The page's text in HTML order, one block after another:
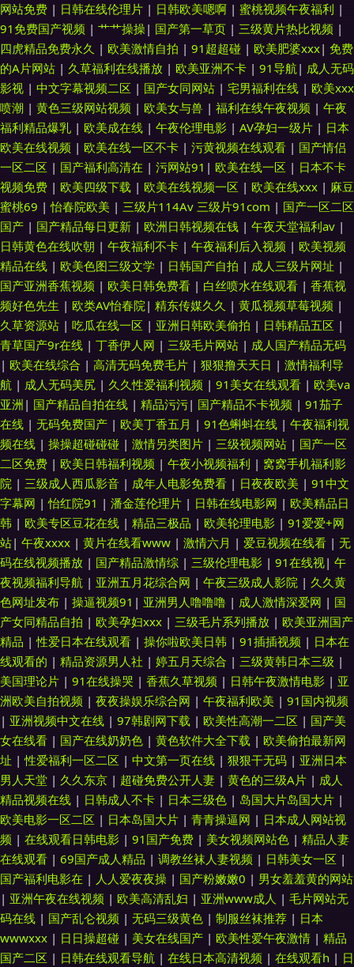
网站免费 | 日韩在线伦理片 | 日韩欧美嗯啊 | 蜜桃视频午夜福利 |
91免费国产视频 | 艹艹操操| 国产第一草页 | 三级黄片热比视频 |
四虎精品免费永久 | 欧美激情自拍 | 91超超碰 | 欧美肥婆xxx| 免费
的A片网站 | 久草福利在线播放 | 欧美亚洲不卡 | 91导航| 成人无码
影视 | 中文字幕视频二区 | 国产女同网站 | 宅男福利在线 | 欧美xxx
喷潮 | 黄色三级网站视频 | 欧美女与兽 | 福利在线午夜视频 | 午夜
福利精品爆乳 | 欧美成在线 | 午夜伦理电影 | AV孕妇一级片 | 日本
欧美在线视频 | 欧美在线一区不卡 | 污黄视频在线观看 | 国产情侣
一区二区 | 国产福利高清在 | 污网站91 | 欧美在线一区 | 日本不卡
视频免费 | 欧美四级下载 | 欧美在线视频一区 | 欧美在线xxx | 麻豆
蜜桃69 |怡春院欧美 | 三级片114Av 三级片91com | 国产一区二区
国产 | 国产精品每日更新 | 欧洲日韩视频在钱 | 午夜天堂福利av |
日韩黄色在线吹朝 | 午夜福利不卡 | 午夜福利后入视频 | 欧美视频
精品在线 | 欧美色图三级文学 | 日韩国产自拍 | 成人三级片网址 |
国产亚洲香蕉视频 | 欧美日韩免费看 | 白丝喷水在线观看 | 香蕉视
频好色先生 | 欧类AV怡春院| 精东传媒久久 | 黄瓜视频草莓视频 |
久草资源站 | 吃瓜在线一区 | 亚洲日韩欧美偷拍 | 日韩精品五区 |
青草国产9r在线 | 丁香伊人网 | 三级毛片网站 | 成人国产精品无码
| 欧美在线综合 | 高清无码免费毛片 | 狠狠撸天天日 | 激情福利导
航 | 成人无码美尻 | 久久性爱福利视频 | 91美女在线观看 | 欧美va
亚洲 | 国产精品自拍在线 | 精品污污| 国产精品不卡视频 | 91茄子
在线 | 无码免费国产 | 欧美丁香五月 | 91色蝌蚪在线 | 午夜福利视
频在线 | 操操超碰碰碰 | 激情另类图片 | 三级视频网站 | 国产一区
二区免费 | 欧美日韩福利视频 | 午夜小视频福利 | 窝窝手机福利影
院 | 三级成人西瓜影音 | 成年人电影免费看 | 日夜夜欧美 | 91中文
字幕网 |怡红院91 | 潘金莲伦理片 | 日韩在线电影网 | 欧美精品日
韩 | 欧美专区豆花在线 | 精品三极品 | 欧美轮理电影 | 91爱爱+网
站| 午夜xxxx | 黄片在线看www | 激情六月 | 爱豆视频在线看 | 无
码在线视频播放 | 国产精品激情综 | 三级伦理电影 | 91在线视| 午
夜视频福利导航 | 亚洲五月花综合网 | 午夜三级成人影院 | 久久黄
色网址发布 | 操逼视频91 | 亚洲男人噜噜噜 | 成人激情深爱网 | 国
产女同精品自拍 | 欧美孕妇xxx | 三级毛片系列播放 | 欧美亚洲国产
精品 |性爱日本在线观看 | 操你啦欧美日韩 | 91插插视频 | 日本在
线观看的 | 精品资源男人社 | 婷五月天综合 | 三级黄韩日本三级 |
美国理论片 | 91在线操哭 | 香蕉久草视频 | 日韩午夜激情电影 | 亚
洲欧美自拍视频 | 夜夜操娱乐综合网 | 午夜福利欧美 | 91国内视频
| 亚洲视频中文在线 | 97韩剧网下载 | 欧美性高潮一二区 | 国产美
女在线看 | 国产在线奶奶色 | 黄色软件大全下载 | 欧美偷拍最新网
址 |性爱福利一区二区 | 中文第一页在线 | 狠狠干无码 | 亚洲日本
男人天堂 | 久久东京 | 超碰免费公开人妻 | 黄色的三级A片 | 成人
精品视频在线 | 日韩成人不卡 | 日本三级色 | 岛国大片岛国大片 |
欧美电影一区二区 | 日本岛国大片 | 青青操逼网 | 日本成人网站视
频 | 在线观看日韩电影 | 91国产免费 | 美女视频网站色 | 精品人妻
在线观看 | 69国产成人精品 | 调教丝袜人妻视频 | 日韩美女一区 |
国产福利电影在 | 人人爱夜夜操 | 国产粉嫩嫩0 | 男女羞羞黄的网站
| 亚洲午夜在线视频 | 欧美高清乱妇 | 亚洲www成人 | 毛片网站无
码在线 | 国产乱仑视频 | 无码三级黄色 | 制服丝袜推荐 | 日本
wwwxxx | 日日操超碰 | 美女在线国产 | 欧美性爱午夜激情 | 精品
国产二区 | 日韩在线观看导航 | 在线日本高清视频 | 在线观看h | 日